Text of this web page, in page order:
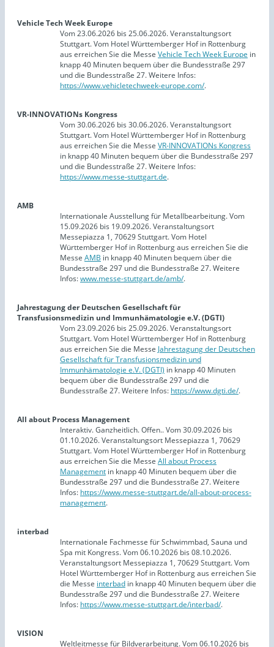
Vehicle Tech Week Europe
Vom 23.06.2026 bis 25.06.2026. Veranstaltungsort
Stuttgart. Vom Hotel Württemberger Hof in Rottenburg
aus erreichen Sie die Messe Vehicle Tech Week Europe in
knapp 40 Minuten bequem über die Bundesstraße 297
und die Bundesstraße 27. Weitere Infos:
https://www.vehicletechweek-europe.com/.
VR-INNOVATIONs Kongress
Vom 30.06.2026 bis 30.06.2026. Veranstaltungsort
Stuttgart. Vom Hotel Württemberger Hof in Rottenburg
aus erreichen Sie die Messe VR-INNOVATIONs Kongress
in knapp 40 Minuten bequem über die Bundesstraße 297
und die Bundesstraße 27. Weitere Infos:
https://www.messe-stuttgart.de.
AMB
Internationale Ausstellung für Metallbearbeitung. Vom
15.09.2026 bis 19.09.2026. Veranstaltungsort
Messepiazza 1, 70629 Stuttgart. Vom Hotel
Württemberger Hof in Rottenburg aus erreichen Sie die
Messe AMB in knapp 40 Minuten bequem über die
Bundesstraße 297 und die Bundesstraße 27. Weitere
Infos:www.messe-stuttgart.de/amb/.
Jahrestagung der Deutschen Gesellschaft für
Transfusionsmedizin und Immunhämatologie e.V. (DGTI)
Vom 23.09.2026 bis 25.09.2026. Veranstaltungsort
Stuttgart. Vom Hotel Württemberger Hof in Rottenburg
aus erreichen Sie die Messe Jahrestagung der Deutschen
Gesellschaft für Transfusionsmedizin und
Immunhämatologie e.V. (DGTI) in knapp 40 Minuten
bequem über die Bundesstraße 297 und die
Bundesstraße 27. Weitere Infos: https://www.dgti.de/.
All about Process Management
Interaktiv. Ganzheitlich. Offen.. Vom 30.09.2026 bis
01.10.2026. Veranstaltungsort Messepiazza 1, 70629
Stuttgart. Vom Hotel Württemberger Hof in Rottenburg
aus erreichen Sie die Messe All about Process
Management in knapp 40 Minuten bequem über die
Bundesstraße 297 und die Bundesstraße 27. Weitere
Infos: https://www.messe-stuttgart.de/all-about-process-
management.
interbad
Internationale Fachmesse für Schwimmbad, Sauna und
Spa mit Kongress. Vom 06.10.2026 bis 08.10.2026.
Veranstaltungsort Messepiazza 1, 70629 Stuttgart. Vom
Hotel Württemberger Hof in Rottenburg aus erreichen Sie
die Messe interbad in knapp 40 Minuten bequem über die
Bundesstraße 297 und die Bundesstraße 27. Weitere
Infos: https://www.messe-stuttgart.de/interbad/.
VISION
Weltleitmesse für Bildverarbeitung. Vom 06.10.2026 bis